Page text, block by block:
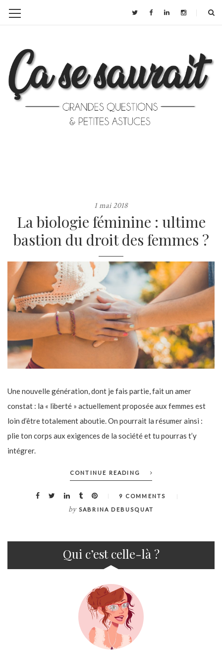
1 mai 2018
La biologie féminine : ultime
bastion du droit des femmes ?
Une nouvelle génération, dont je fais partie, fait un amer
constat : la « liberté » actuellement proposée aux femmes est
loin d’être totalement aboutie. On pourrait la résumer ainsi :
plie ton corps aux exigences de la société et tu pourras t’y
intégrer.
CONTINUE READING
9 COMMENTS
by SABRINA DEBUSQUAT
Qui c’est celle-là ?